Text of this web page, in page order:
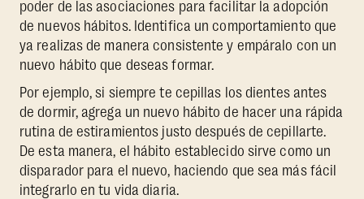
poder de las asociaciones para facilitar la adopción
de nuevos hábitos. Identifica un comportamiento que
ya realizas de manera consistente y empáralo con un
nuevo hábito que deseas formar.
Por ejemplo, si siempre te cepillas los dientes antes
de dormir, agrega un nuevo hábito de hacer una rápida
rutina de estiramientos justo después de cepillarte.
De esta manera, el hábito establecido sirve como un
disparador para el nuevo, haciendo que sea más fácil
integrarlo en tu vida diaria.